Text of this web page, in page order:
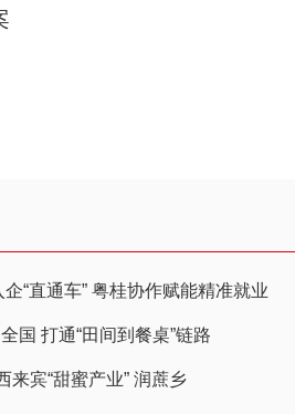
“直通车” 粤桂协作赋能精准就业
国 打通“田间到餐桌”链路
来宾“甜蜜产业” 润蔗乡